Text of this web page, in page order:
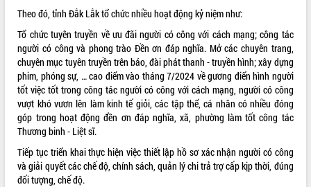
VIDEO
Không có file video nào để phát.
ALBUM ẢNH
Theo đó, tỉnh Đắk Lắk tổ chức nhiều hoạt động kỷ niệm như:
Tổ chức tuyên truyền về ưu đãi người có công với cách mạng; công tác
người có công và phong trào Đền ơn đáp nghĩa. Mở các chuyên trang,
chuyên mục tuyên truyền trên báo, đài phát thanh - truyền hình; xây dựng
phim, phóng sự, … cao điểm vào tháng 7/2024 về gương điển hình người
tốt việc tốt trong công tác người có công với cách mạng, người có công
vượt khó vươn lên làm kinh tế giỏi, các tập thể, cá nhân có nhiều đóng
góp trong hoạt động đền ơn đáp nghĩa, xã, phường làm tốt công tác
Thương binh - Liệt sĩ.
Tiếp tục triển khai thực hiện việc thiết lập hồ sơ xác nhận người có công
và giải quyết các chế độ, chính sách, quản lý chi trả trợ cấp kịp thời, đúng
đối tượng, chế độ.